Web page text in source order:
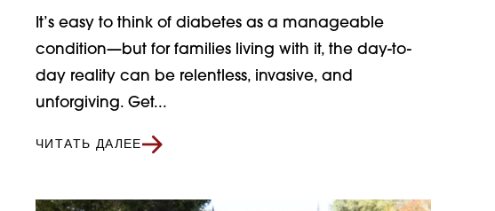
It’s easy to think of diabetes as a manageable
condition—but for families living with it, the day-to-
day reality can be relentless, invasive, and
unforgiving. Get...
ЧИТАТЬ ДАЛЕЕ